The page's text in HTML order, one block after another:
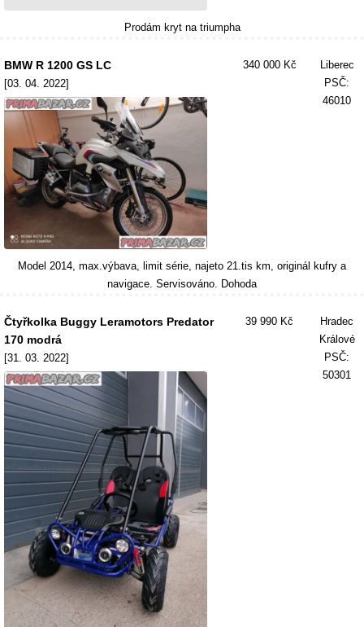
Prodám kryt na triumpha
BMW R 1200 GS LC
[03. 04. 2022]
340 000 Kč
Liberec
PSČ:
46010
Model 2014, max.výbava, limit série, najeto 21.tis km, originál kufry a
navigace. Servisováno. Dohoda
Čtyřkolka Buggy Leramotors Predator
170 modrá
[31. 03. 2022]
39 990 Kč
Hradec
Králové
PSČ:
50301